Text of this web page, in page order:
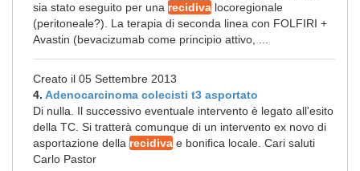
sia stato eseguito per una recidiva locoregionale
(peritoneale?). La terapia di seconda linea con FOLFIRI +
Avastin (bevacizumab come principio attivo, ...
Creato il 05 Settembre 2013
4. Adenocarcinoma colecisti t3 asportato
Di nulla. Il successivo eventuale intervento è legato all'esito
della TC. Si tratterà comunque di un intervento ex novo di
asportazione della recidiva e bonifica locale. Cari saluti
Carlo Pastor